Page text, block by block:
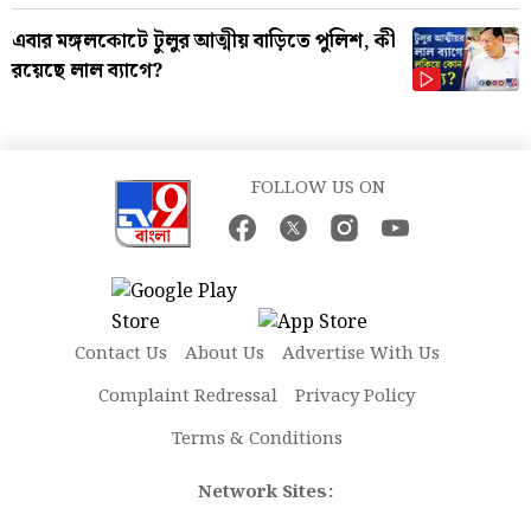
এবার মঙ্গলকোটে টুলুর আত্মীয় বাড়িতে পুলিশ, কী
রয়েছে লাল ব্যাগে?
FOLLOW US ON
Contact Us About Us
Advertise With Us
Complaint Redressal
Privacy Policy
Terms & Conditions
Network Sites: